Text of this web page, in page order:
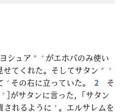
ヨシュア * + がエホバのみ使い
せてくれた。そしてサタン * +
+ その右に立っていた。 2
そ
+ ]がサタンに言った，「サタン
されるように + 。エルサレムを